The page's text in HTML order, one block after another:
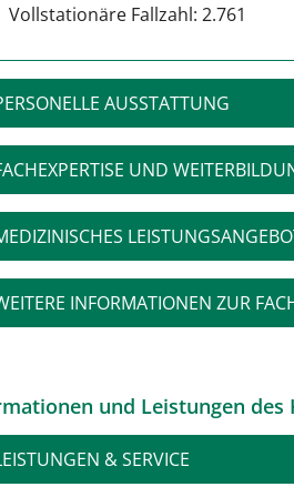
Vollstationäre Fallzahl: 2.761
AUSSTATTUNG
UND
INFORMATIONEN ZUR
und Leistungen des
& SERVICE